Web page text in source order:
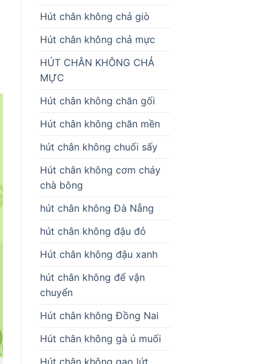
Hút chân không chả giò
Hút chân không chả mực
HÚT CHÂN KHÔNG CHẢ
MỰC
Hút chân không chăn gối
Hút chân không chăn mền
hút chân không chuối sấy
Hút chân không cơm cháy
chà bông
hút chân không Đà Nẵng
hút chân không đậu đỏ
Hút chân không đậu xanh
hút chân không để vận
chuyển
Hút chân không Đồng Nai
Hút chân không gà ủ muối
Hút chân không gạo lứt